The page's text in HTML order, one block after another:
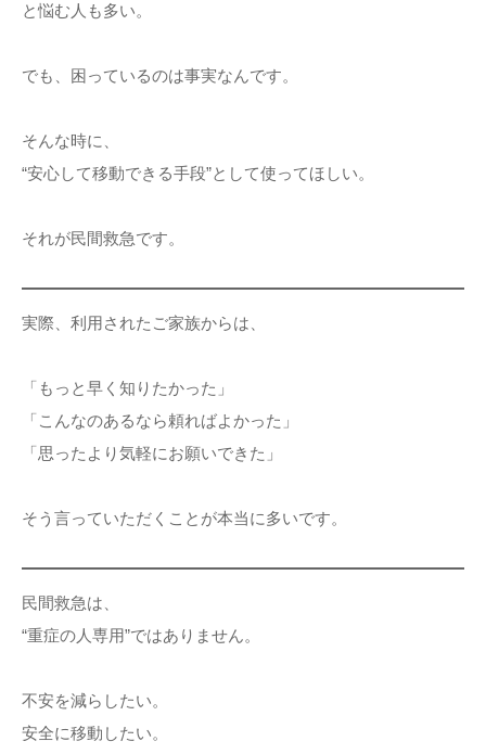
と悩む人も多い。
でも、困っているのは事実なんです。
そんな時に、
“安心して移動できる手段”として使ってほしい。
それが民間救急です。
実際、利用されたご家族からは、
「もっと早く知りたかった」
「こんなのあるなら頼ればよかった」
「思ったより気軽にお願いできた」
そう言っていただくことが本当に多いです。
民間救急は、
“重症の人専用”ではありません。
不安を減らしたい。
安全に移動したい。